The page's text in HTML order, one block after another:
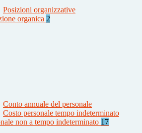
Posizioni organizzative
organica 2
Conto annuale del personale
Costo personale tempo indeterminato
non a tempo indeterminato 17